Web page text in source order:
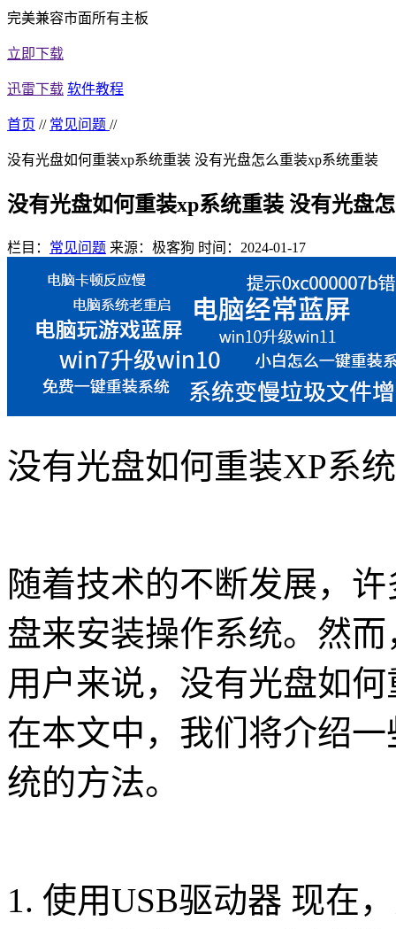
完美兼容市面所有主板
立即下载
迅雷下载 软件教程
首页 // 常见问题 //
没有光盘如何重装xp系统重装 没有光盘怎么重装xp系统重装
没有光盘如何重装xp系统重装 没有光盘
栏目： 常见问题 来源：极客狗 时间：2024-01-17
没有光盘如何重装XP系统
随着技术的不断发展，
盘来安装操作系统。然
用户来说，没有光盘如
在本文中，我们将介绍
统的方法。
1. 使用USB驱动器 现在